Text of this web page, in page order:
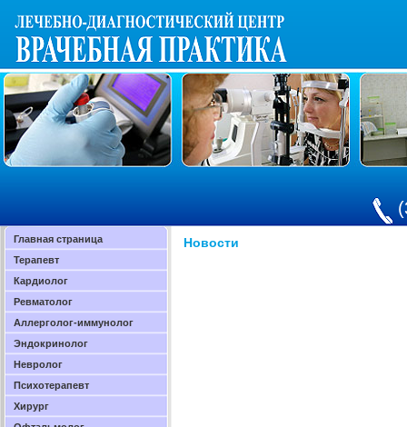
Главная страница
Терапевт
Кардиолог
Ревматолог
Аллерголог-иммунолог
Эндокринолог
Невролог
Психотерапевт
Хирург
Новости